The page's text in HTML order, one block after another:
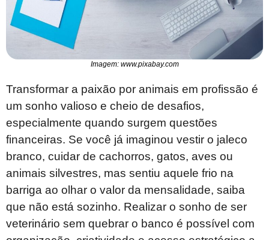
Imagem: www.pixabay.com
Transformar a paixão por animais em profissão é
um sonho valioso e cheio de desafios,
especialmente quando surgem questões
financeiras. Se você já imaginou vestir o jaleco
branco, cuidar de cachorros, gatos, aves ou
animais silvestres, mas sentiu aquele frio na
barriga ao olhar o valor da mensalidade, saiba
que não está sozinho. Realizar o sonho de ser
veterinário sem quebrar o banco é possível com